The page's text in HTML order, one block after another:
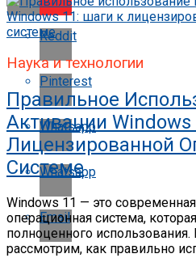
Reddit
Pinterest
Whatsapp
Whatsapp
Email
Наука и технологии
Правильное
Активации
Лицензированной
Системе
Windows 11 — это
операционная система,
полноценного
рассмотрим, как правильно